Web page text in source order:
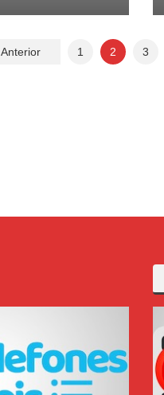
Anterior 1 2 3